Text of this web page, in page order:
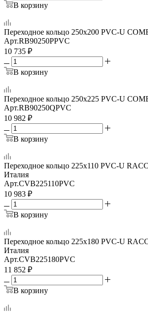
В корзину
Переходное кольцо 250х200 PVC-U
Арт.RB90250PPVC
10 735 ₽
В корзину
Переходное кольцо 250x225 PVC-U
Арт.RB90250QPVC
10 982 ₽
В корзину
Переходное кольцо 225х110 PVC-U
Италия
Арт.CVB225110PVC
10 983 ₽
В корзину
Переходное кольцо 225х180 PVC-U
Италия
Арт.CVB225180PVC
11 852 ₽
В корзину